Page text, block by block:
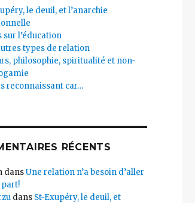
le deuil, et l’anarchie
sur l’éducation
types de relation
philosophie, spiritualité et non-
reconnaissant car…
RÉCENTS
dansUne relation n’a besoin d’aller
dans St-Exupéry, le deuil, et